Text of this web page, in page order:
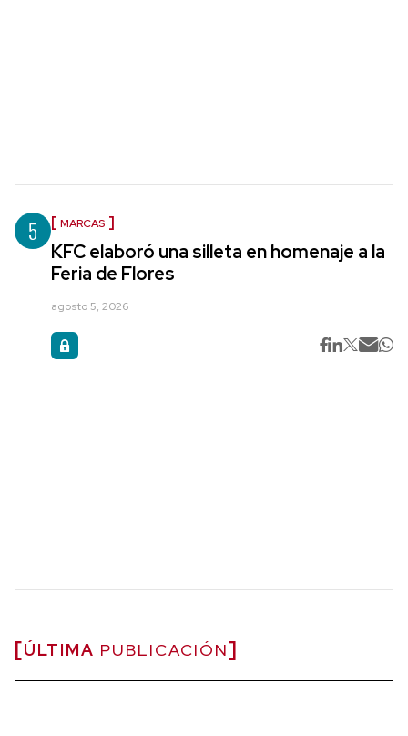
5 MARCAS
KFC elaboró una silleta en homenaje a la
Feria de Flores
agosto 5, 2026
ÚLTIMA PUBLICACIÓN